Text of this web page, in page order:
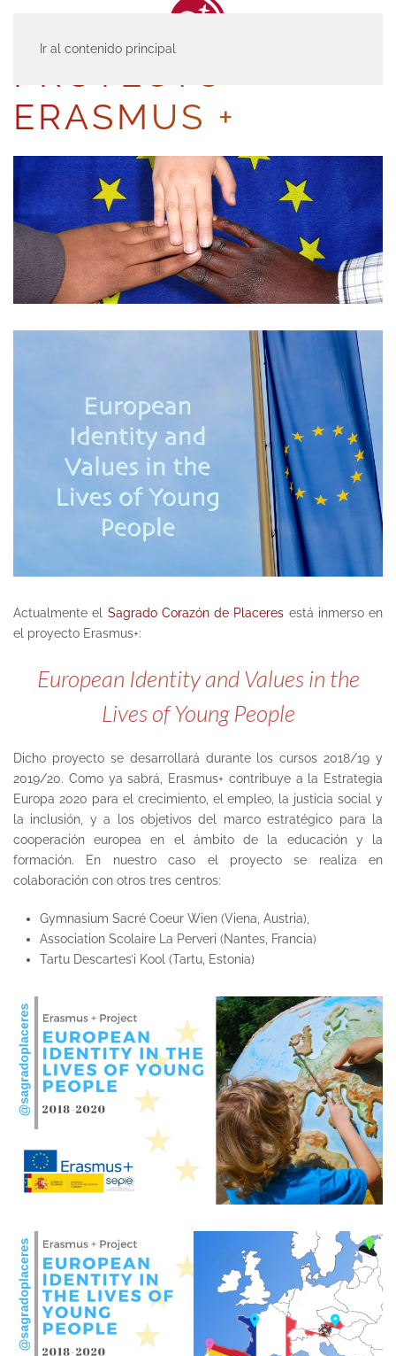
Ir al contenido principal
PROYECTO
ERASMUS +
Actualmente el Sagrado Corazón de Placeres está inmerso en
el proyecto Erasmus+:
European Identity and Values in the
Lives of Young People
Dicho proyecto se desarrollará durante los cursos 2018/19 y
2019/20. Como ya sabrá, Erasmus+ contribuye a la Estrategia
Europa 2020 para el crecimiento, el empleo, la justicia social y
la inclusión, y a los objetivos del marco estratégico para la
cooperación europea en el ámbito de la educación y la
formación. En nuestro caso el proyecto se realiza en
colaboración con otros tres centros:
Gymnasium Sacré Coeur Wien (Viena, Austria),
Association Scolaire La Perveri (Nantes, Francia)
Tartu Descartes’i Kool (Tartu, Estonia)